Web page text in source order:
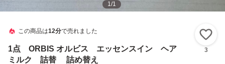
1/1
この商品は12分で売れました
1点 ORBIS オルビス エッセンスイン ヘア
ミルク 詰替 詰め替え
3